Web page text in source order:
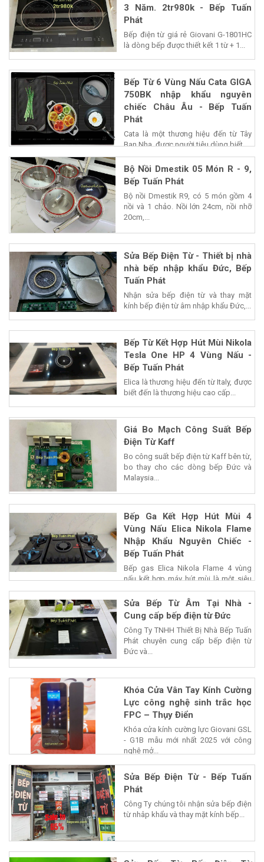
3 Năm. 2tr980k - Bếp Tuấn
Phát
Bếp điện từ giá rẻ Giovani G-1801HC
là dòng bếp được thiết kết 1 từ + 1...
Bếp Từ 6 Vùng Nấu Cata GIGA
750BK nhập khẩu nguyên
chiếc Châu Âu - Bếp Tuấn
Phát
Cata là một thương hiệu đến từ Tây
Ban Nha, được người tiêu dùng biết...
Bộ Nồi Dmestik 05 Món R - 9,
Bếp Tuấn Phát
Bộ nồi Dmestik R9, có 5 món gồm 4
nồi và 1 chảo. Nồi lớn 24cm, nồi nhỡ
20cm,...
Sửa Bếp Điện Từ - Thiết bị nhà
nhà bếp nhập khẩu Đức, Bếp
Tuấn Phát
Nhận sửa bếp điện từ và thay mặt
kính bếp điện từ âm nhập khẩu Đức,...
Bếp Từ Kết Hợp Hút Mùi Nikola
Tesla One HP 4 Vùng Nấu -
Bếp Tuấn Phát
Elica là thương hiệu đến từ Italy, được
biết đến là thương hiệu cao cấp...
Giá Bo Mạch Công Suất Bếp
Điện Từ Kaff
Bo công suất bếp điện từ Kaff bên từ,
bo thay cho các dòng bếp Đức và
Malaysia...
Bếp Ga Kết Hợp Hút Mùi 4
Vùng Nấu Elica Nikola Flame
Nhập Khẩu Nguyên Chiếc -
Bếp Tuấn Phát
Bếp gas Elica Nikola Flame 4 vùng
nấu kết hợp máy hút mùi là một siêu
phẩm của...
Sửa Bếp Từ Âm Tại Nhà -
Cung cấp bếp điện từ Đức
Công Ty TNHH Thiết Bị Nhà Bếp Tuấn
Phát chuyên cung cấp bếp điện từ
Đức và...
Khóa Cửa Vân Tay Kính Cường
Lực công nghệ sinh trắc học
FPC – Thụy Điển
Khóa cửa kính cường lực Giovani GSL
- G1B mẫu mới nhất 2025 với công
nghệ mở...
Sửa Bếp Điện Từ - Bếp Tuấn
Phát
Công Ty chúng tôi nhận sửa bếp điện
từ nhâp khẩu và thay mặt kính bếp...